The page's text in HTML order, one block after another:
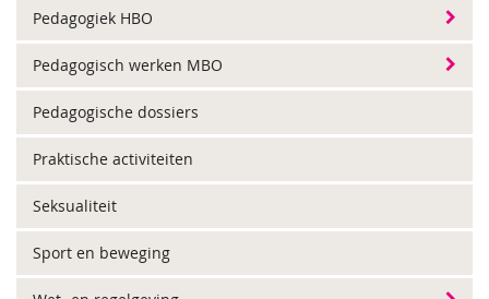
Pedagogiek HBO
Pedagogisch werken MBO
Pedagogische dossiers
Praktische activiteiten
Seksualiteit
Sport en beweging